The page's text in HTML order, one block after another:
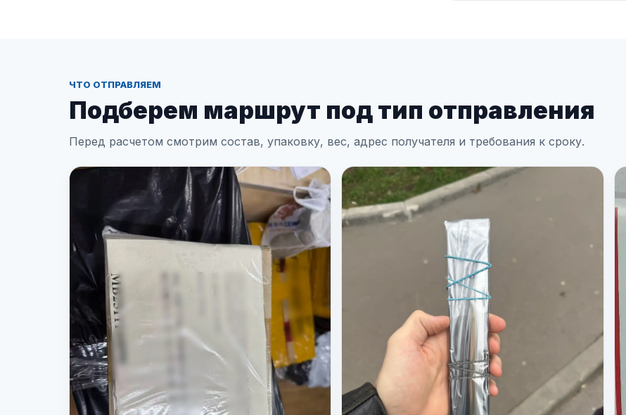
ЧТО ОТПРАВЛЯЕМ
Подберем маршрут под тип отправления
Перед расчетом смотрим состав, упаковку, вес, адрес получателя и требования к сроку.